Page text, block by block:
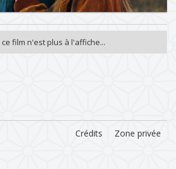
ce film n'est plus à l'affiche...
Zone privée
Crédits